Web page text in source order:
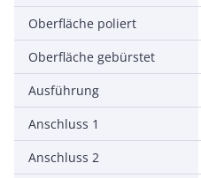
Oberfläche poliert
Oberfläche gebürstet
Ausführung
Anschluss 1
Anschluss 2